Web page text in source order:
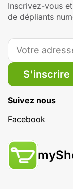
Inscrivez-vous
de dépliants
S'inscrire
Suivez nous
Facebook